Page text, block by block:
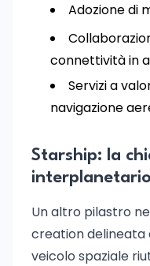
Adozione di
connettività in
Servizi a
navigazione
Starship: la
Un altro pilastro
creation delineata
veicolo spaziale